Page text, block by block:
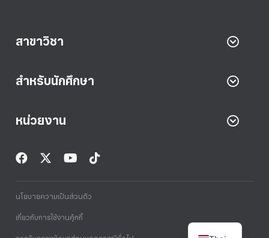
สาขาวิชา
สำหรับนักศึกษา
หน่วยงาน
นโยบายความเป็นส่วนตัว
เกี่ยวกับการใช้งานคุ้กกี้